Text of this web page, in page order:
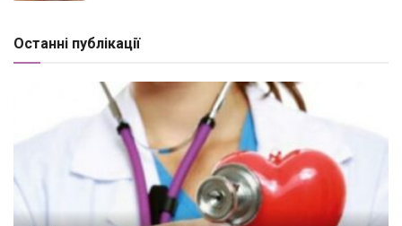
Останні публікації